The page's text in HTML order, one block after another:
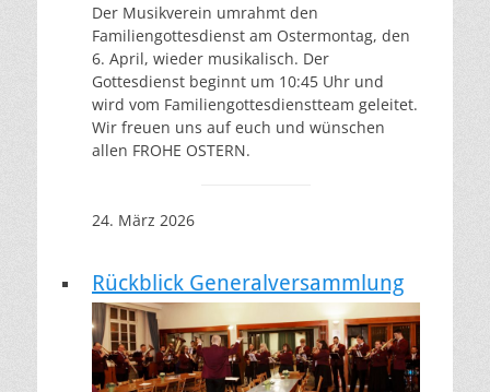
Der Musikverein umrahmt den
Familiengottesdienst am Ostermontag, den
6. April, wieder musikalisch. Der
Gottesdienst beginnt um 10:45 Uhr und
wird vom Familiengottesdienstteam geleitet.
Wir freuen uns auf euch und wünschen
allen FROHE OSTERN.
24. März 2026
Rückblick Generalversammlung